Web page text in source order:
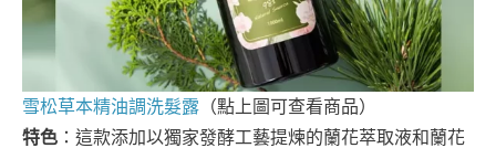
雪松草本精油調洗髮露 （點上圖可查看商品）
特色 ：這款添加以獨家發酵工藝提煉的蘭花萃取液和蘭花